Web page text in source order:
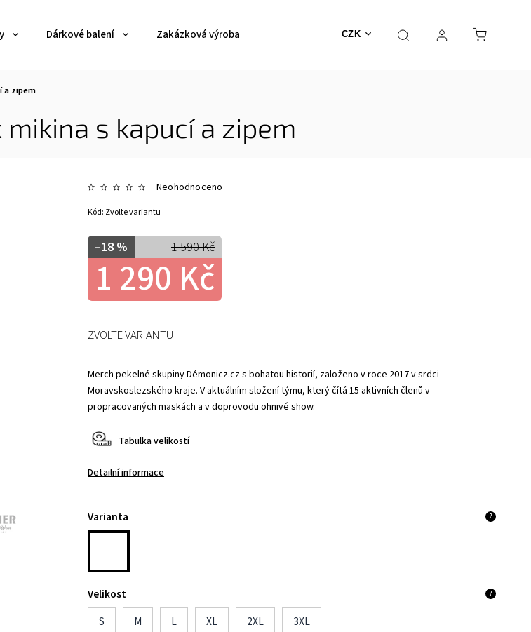
CZK
Dárkové balení Zakázková výroba
a zipem
s kapucí a zipem
Neohodnoceno
1 590 Kč
–18 %
1 290 Kč
Kód: Zvolte variantu
Merch pekelné skupiny Démonicz.cz s bohatou historií, založeno v roce 2017 v srdci
Moravskoslezského kraje. V aktuálním složení týmu, který čítá 15 aktivních členů v
propracovaných maskách a v doprovodu ohnivé show.
Tabulka velikostí
Detailní informace
Varianta ?
Velikost ?
S M L XL 2XL 3XL
ZVOLTE VARIANTU